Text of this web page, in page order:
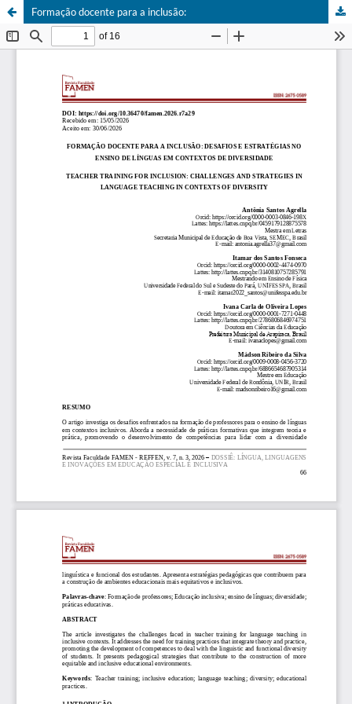
Formação docente para a inclusão: